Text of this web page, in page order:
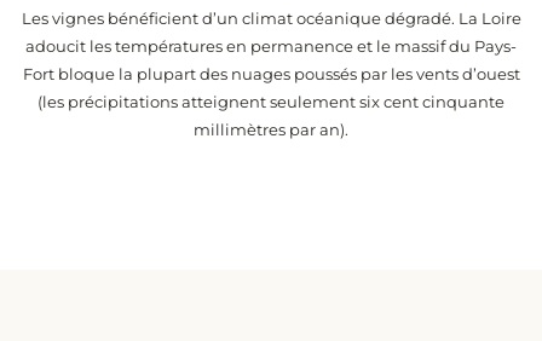
Les vignes bénéficient d’un climat océanique dégradé. La Loire
adoucit les températures en permanence et le massif du Pays-
Fort bloque la plupart des nuages poussés par les vents d’ouest
(les précipitations atteignent seulement six cent cinquante
millimètres par an).